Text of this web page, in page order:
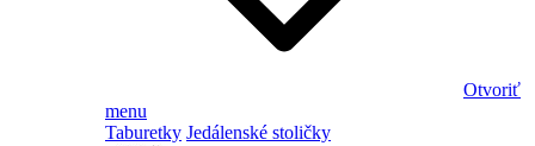
Otvoriť
menu
Taburetky Jedálenské stoličky